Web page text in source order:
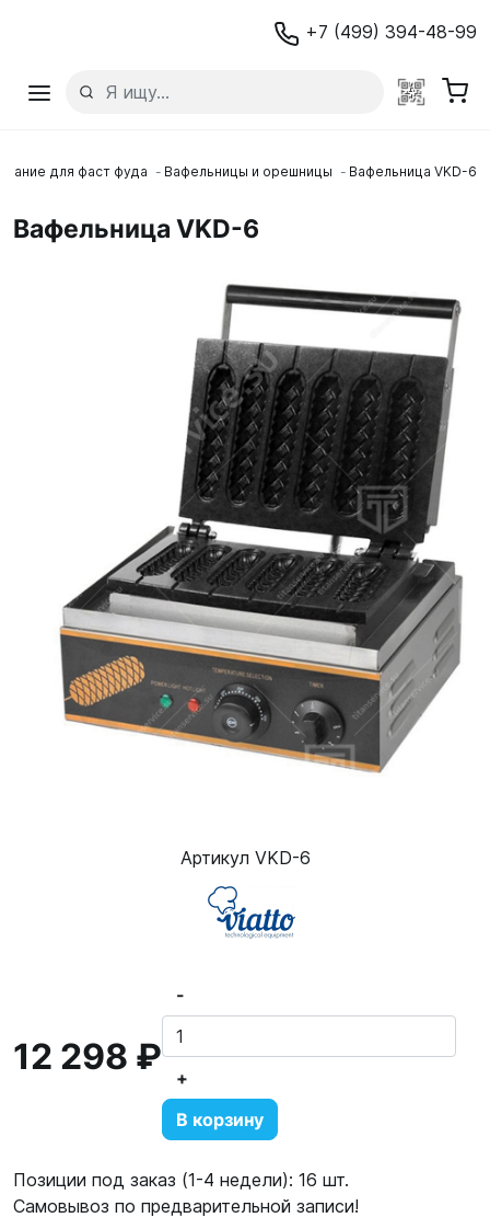
+7 (499) 394-48-99
для фаст фуда Вафельницы и орешницы Вафельница VKD-6
Вафельница VKD-6
Артикул VKD-6
12 298 ₽
-
+
В корзину
Позиции под заказ (1-4 недели): 16 шт.
Самовывоз по предварительной записи!